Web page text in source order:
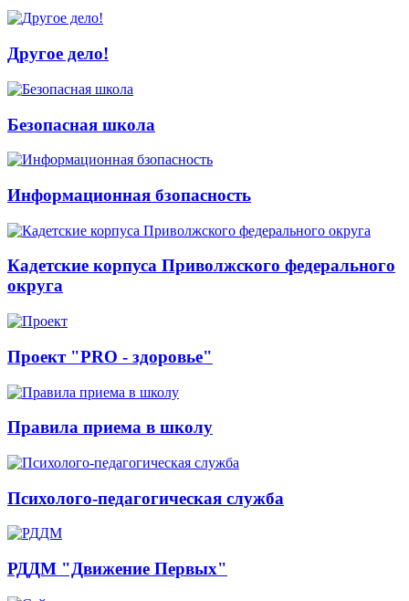
Другое дело!
Безопасная школа
Информационная бзопасность
Кадетские корпуса Приволжского федерального
округа
Проект "PRO - здоровье"
Правила приема в школу
Психолого-педагогическая служба
РДДМ "Движение Первых"